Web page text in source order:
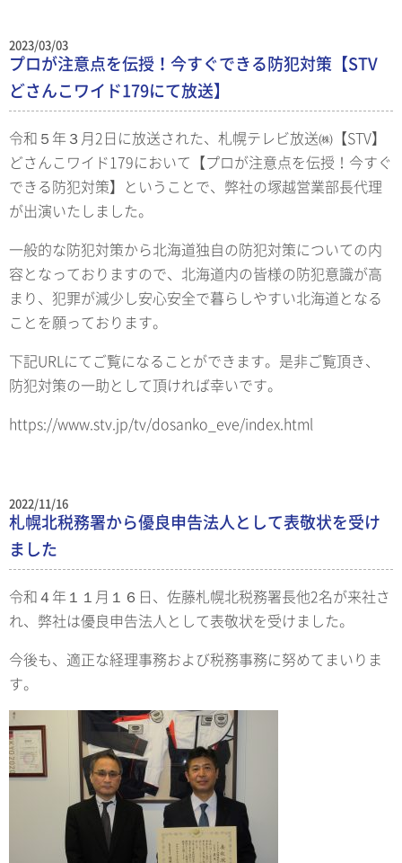
2023/03/03
プロが注意点を伝授！今すぐできる防犯対策【STV
どさんこワイド179にて放送】
令和５年３月2日に放送された、札幌テレビ放送㈱【STV】
どさんこワイド179において【プロが注意点を伝授！今すぐ
できる防犯対策】ということで、弊社の塚越営業部長代理
が出演いたしました。
一般的な防犯対策から北海道独自の防犯対策についての内
容となっておりますので、北海道内の皆様の防犯意識が高
まり、犯罪が減少し安心安全で暮らしやすい北海道となる
ことを願っております。
下記URLにてご覧になることができます。是非ご覧頂き、
防犯対策の一助として頂ければ幸いです。
https://www.stv.jp/tv/dosanko_eve/index.html
2022/11/16
札幌北税務署から優良申告法人として表敬状を受け
ました
令和４年１１月１６日、佐藤札幌北税務署長他2名が来社さ
れ、弊社は優良申告法人として表敬状を受けました。
今後も、適正な経理事務および税務事務に努めてまいりま
す。